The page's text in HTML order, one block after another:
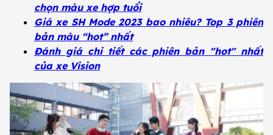
chọn màu xe hợp tuổi
Giá xe SH Mode 2023 bao nhiêu? Top 3 phiên
bản màu “hot” nhất
Đánh giá chi tiết các phiên bản "hot" nhất
của xe Vision